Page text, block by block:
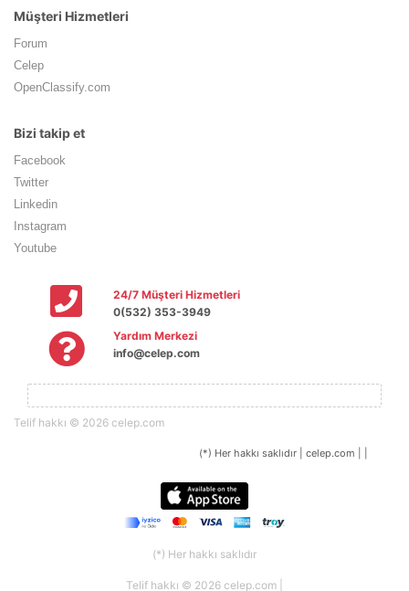
Müşteri Hizmetleri
Forum
Celep
OpenClassify.com
Bizi takip et
Facebook
Twitter
Linkedin
Instagram
Youtube
24/7 Müşteri Hizmetleri
0(532) 353-3949
Yardım Merkezi
info@celep.com
Telif hakkı © 2026 celep.com
(*) Her hakkı saklıdır | celep.com | |
(*) Her hakkı saklıdır
Telif hakkı © 2026 celep.com |